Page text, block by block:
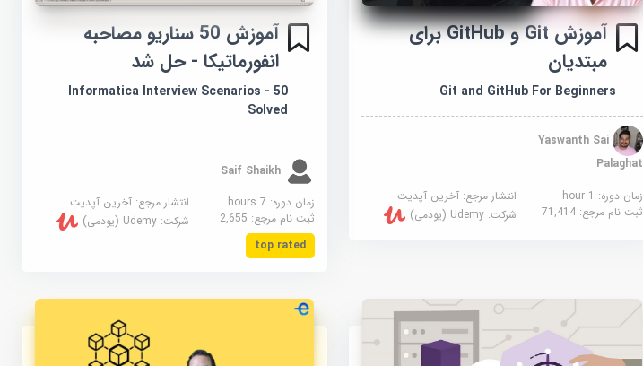
آموزش Git و GitHub برای
مبتدیان
Git and GitHub For Beginners
Yaswanth Sai
Palaghat
زمان دوره: 1 hour
انتشار مرجع: آخرین آپدیت
ثبت نام مرجع:71,414 شرکت: Udemy (یودمی)
آموزش 50 سناریو مصاحبه
انفورماتیکا - حل شد
50 Informatica Interview Scenarios -
Solved
زمان دوره: 7 hours
انتشار مرجع:آخرین آپدیت
ثبت نام مرجع: 2,655 شرکت:Udemy (یودمی)
top rated